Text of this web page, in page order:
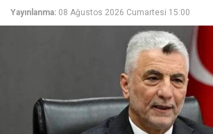
Yayınlanma: 08 Ağustos 2026 Cumartesi 15:00